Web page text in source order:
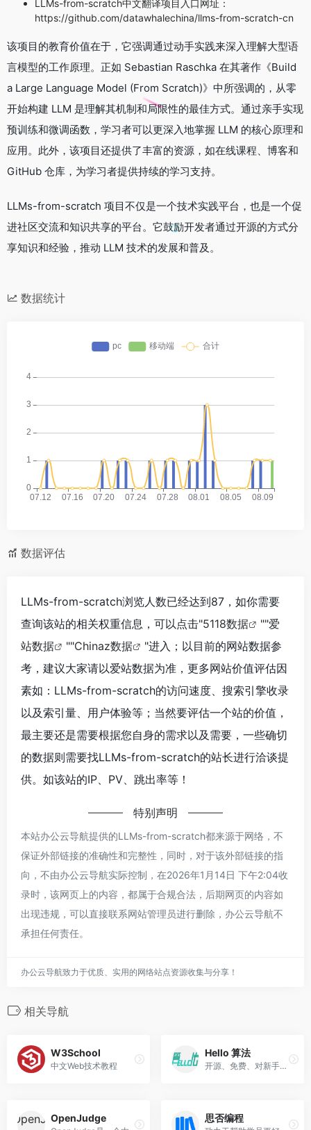
LLMs-from-scratch中文翻译项目入口网址：
https://github.com/datawhalechina/llms-from-scratch-cn
该项目的教育价值在于，它强调通过动手实践来深入理解大型语
言模型的工作原理。正如 Sebastian Raschka 在其著作《Build
a Large Language Model (From Scratch)》中所强调的，从零
开始构建 LLM 是理解其机制和局限性的最佳方式。通过亲手实现
预训练和微调函数，学习者可以更深入地掌握 LLM 的核心原理和
应用。此外，该项目还提供了丰富的资源，如在线课程、博客和
GitHub 仓库，为学习者提供持续的学习支持。
LLMs-from-scratch 项目不仅是一个技术实践平台，也是一个促
进社区交流和知识共享的平台。它鼓励开发者通过开源的方式分
享知识和经验，推动 LLM 技术的发展和普及。
数据统计
数据评估
LLMs-from-scratch浏览人数已经达到87，如你需要
查询该站的相关权重信息，可以点击"5118数据 ""爱
站数据
""Chinaz数据
"进入；以目前的网站数据参
考，建议大家请以爱站数据为准，更多网站价值评估因
素如：LLMs-from-scratch的访问速度、搜索引擎收录
以及索引量、用户体验等；当然要评估一个站的价值，
最主要还是需要根据您自身的需求以及需要，一些确切
的数据则需要找LLMs-from-scratch的站长进行洽谈提
供。如该站的IP、PV、跳出率等！
特别声明
本站办公云导航提供的LLMs-from-scratch都来源于网络，不
保证外部链接的准确性和完整性，同时，对于该外部链接的指
向，不由办公云导航实际控制，在2026年1月14日 下午2:04收
录时，该网页上的内容，都属于合规合法，后期网页的内容如
出现违规，可以直接联系网站管理员进行删除，办公云导航不
承担任何责任。
办公云导航致力于优质、实用的网络站点资源收集与分享！
相关导航
W3School
中文Web技术教程
Hello 算法
开源、免费、对新手友好的数据结构与算法入门教程
OpenJudge 思否编程